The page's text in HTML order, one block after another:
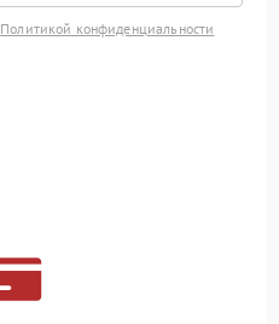
Политикой конфиденциальности